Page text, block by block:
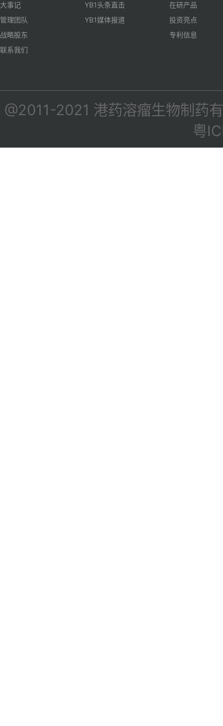
大事记
管理团队
战略股东
联系我们
YB1头条直击
YB1媒体报道
在研产品
投资亮点
专利信息
@2011-2021 港药溶瘤生物制药
粤